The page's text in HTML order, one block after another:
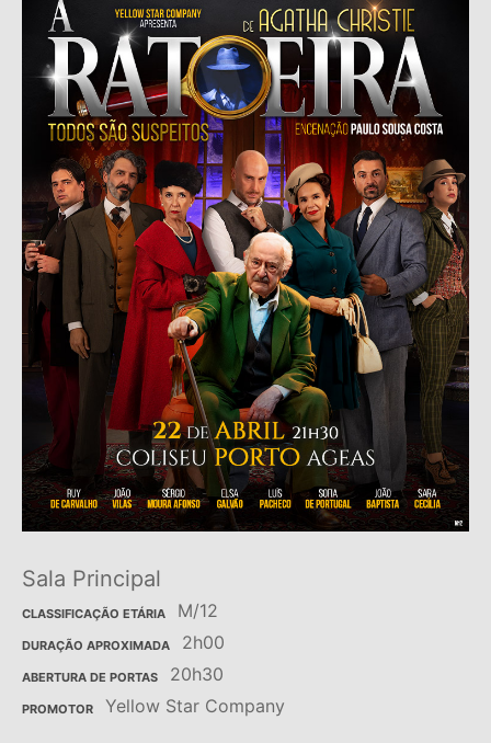
Sala Principal
CLASSIFICAÇÃO ETÁRIA M/12
DURAÇÃO APROXIMADA 2h00
ABERTURA DE PORTAS 20h30
PROMOTOR Yellow Star Company